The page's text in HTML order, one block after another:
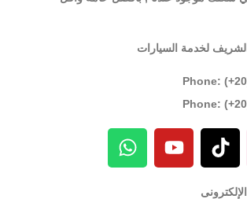
لخدمة السيارات
Phone:
Phone: